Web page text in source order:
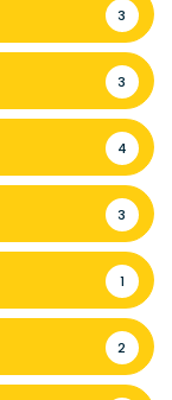
3
3
4
3
1
2